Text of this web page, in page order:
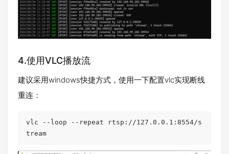
4.使用VLC播放流
建议采用windows快捷方式，使用一下配置vlc实现断线
重连：
vlc --loop --repeat rtsp://127.0.0.1:8554/s
tream